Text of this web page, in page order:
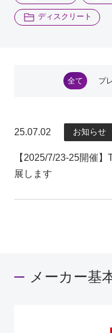
ディスクリート
全て プ
25.07.02 お知らせ
【2025/7/23-25開催
展します
25.07.02 お知らせ
【2025/7/23-25開催
展します
メーカー基